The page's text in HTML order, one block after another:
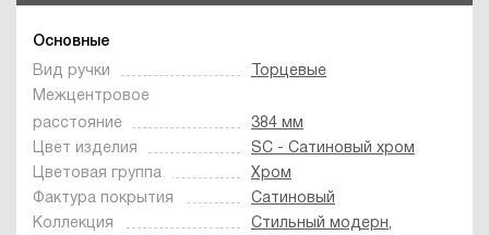
Основные
Вид ручки
Торцевые
Межцентровое
расстояние
384 мм
Цвет изделия
SC - Сатиновый хром
Цветовая группа
Хром
Фактура покрытия
Сатиновый
Коллекция
Стильный модерн,